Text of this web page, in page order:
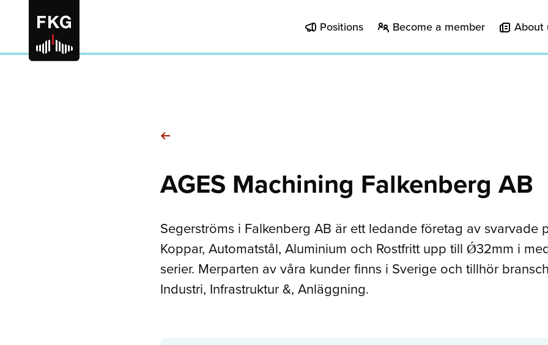
Positions Become a member About
AGES Machining Falkenberg AB
Segerströms i Falkenberg AB är ett ledande företag av svarvade
Koppar, Automatstål, Aluminium och Rostfritt upp till Ǿ32mm i
serier. Merparten av våra kunder finns i Sverige och tillhör
Industri, Infrastruktur &, Anläggning.